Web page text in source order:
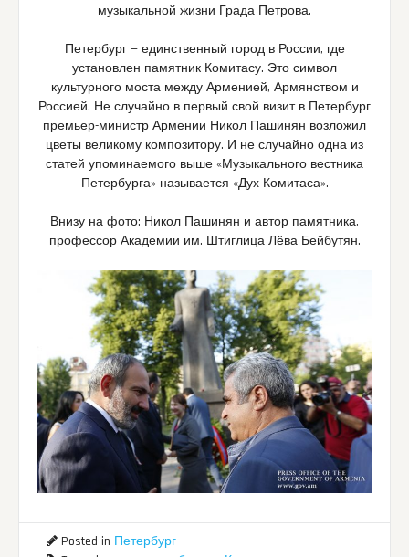
музыкальной жизни Града Петрова.
Петербург — единственный город в России, где
установлен памятник Комитасу. Это символ
культурного моста между Арменией, Армянством и
Россией. Не случайно в первый свой визит в Петербург
премьер-министр Армении Никол Пашинян возложил
цветы великому композитору. И не случайно одна из
статей упоминаемого выше «Музыкального вестника
Петербурга» называется «Дух Комитаса».
Внизу на фото: Никол Пашинян и автор памятника,
профессор Академии им. Штиглица Лёва Бейбутян.
Posted in Петербург